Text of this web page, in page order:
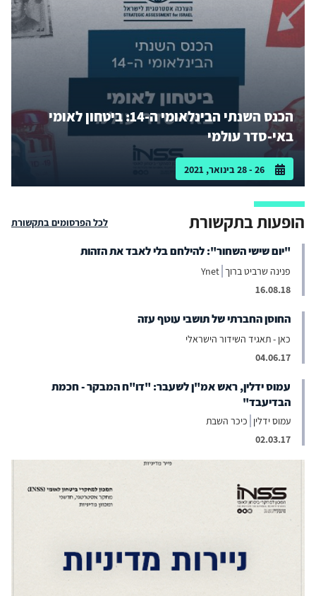
הכנס השנתי הבינלאומי ה-14: ביטחון לאומי
באי-סדר עולמי
הופעות בתקשורת לכל הפרסומים בתקשורת
"יום שישי השחור": להילחם בלי לאבד את הזהות
פנינה שרביט ברוך Ynet
16.08.18
החוסן החברתי של תושבי עוטף עזה
כאן - תאגיד השידור הישראלי
04.06.17
עמוס ידלין, ראש אמ"ן לשעבר: "דו"ח המבקר - חכמת
הבדיעבד"
עמוס ידלין כיכר השבת
02.03.17